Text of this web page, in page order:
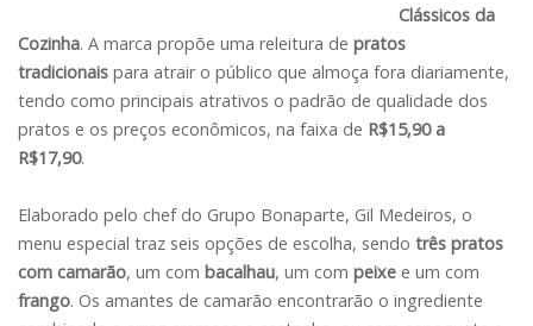
Clássicos da
Cozinha. A marca propõe uma releitura de pratos
tradicionais para atrair o público que almoça fora diariamente,
tendo como principais atrativos o padrão de qualidade dos
pratos e os preços econômicos, na faixa de R$15,90 a
R$17,90.
Elaborado pelo chef do Grupo Bonaparte, Gil Medeiros, o
menu especial traz seis opções de escolha, sendo três pratos
com camarão, um com bacalhau, um com peixe e um com
frango. Os amantes de camarão encontrarão o ingrediente